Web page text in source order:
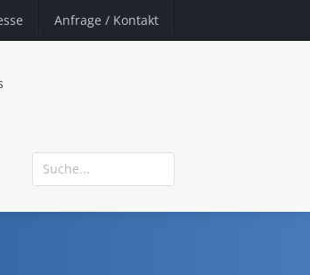
Anfrage / Kontakt